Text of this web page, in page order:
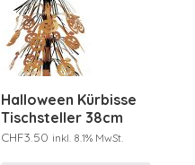
Halloween Kürbisse
Tischsteller 38cm
CHF3.50 inkl. 8.1% MwSt.